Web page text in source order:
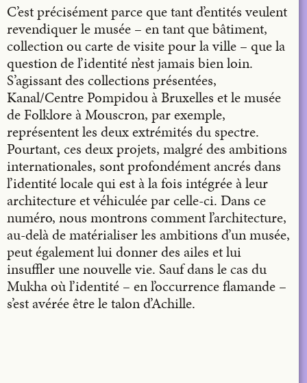
C’est précisément parce que tant d’entités veulent
revendiquer le musée – en tant que bâtiment,
collection ou carte de visite pour la ville – que la
question de l’identité n’est jamais bien loin.
S’agissant des collections présentées,
Kanal/Centre Pompidou à Bruxelles et le musée
de Folklore à Mouscron, par exemple,
représentent les deux extrémités du spectre.
Pourtant, ces deux projets, malgré des ambitions
internationales, sont profondément ancrés dans
l’identité locale qui est à la fois intégrée à leur
architecture et véhiculée par celle-ci. Dans ce
numéro, nous montrons comment l’architecture,
au-delà de matérialiser les ambitions d’un musée,
peut également lui donner des ailes et lui
insuffler une nouvelle vie. Sauf dans le cas du
Mukha où l’identité – en l’occurrence flamande –
s’est avérée être le talon d’Achille.